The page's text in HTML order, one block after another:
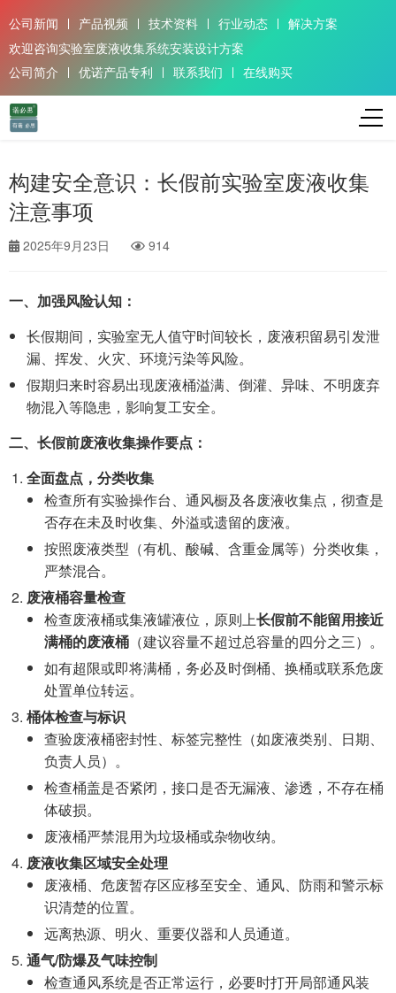
公司新闻 产品视频 技术资料 行业动态
解决方案
欢迎咨询实验室废液收集系统安装设计方案
公司简介
优诺产品专利 联系我们 在线购买
构建安全意识：长假前实验室废液收集
注意事项
2025年9月23日 914
一、加强风险认知：
长假期间，实验室无人值守时间较长，废液积留易引发泄
漏、挥发、火灾、环境污染等风险。
假期归来时容易出现废液桶溢满、倒灌、异味、不明废弃
物混入等隐患，影响复工安全。
二、长假前废液收集操作要点：
全面盘点，分类收集
检查所有实验操作台、通风橱及各废液收集点，彻查是
否存在未及时收集、外溢或遗留的废液。
按照废液类型（有机、酸碱、含重金属等）分类收集，
严禁混合。
废液桶容量检查
检查废液桶或集液罐液位，原则上长假前不能留用接近
满桶的废液桶 （建议容量不超过总容量的四分之三）。
如有超限或即将满桶，务必及时倒桶、换桶或联系危废
处置单位转运。
桶体检查与标识
查验废液桶密封性、标签完整性（如废液类别、日期、
负责人员）。
检查桶盖是否紧闭，接口是否无漏液、渗透，不存在桶
体破损。
废液桶严禁混用为垃圾桶或杂物收纳。
废液收集区域安全处理
废液桶、危废暂存区应移至安全、通风、防雨和警示标
识清楚的位置。
远离热源、明火、重要仪器和人员通道。
通气/防爆及气味控制
检查通风系统是否正常运行，必要时打开局部通风装